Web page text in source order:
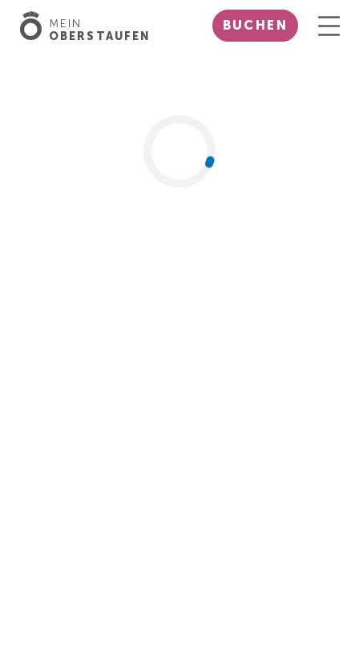
MEIN
OBERSTAUFEN
BUCHEN